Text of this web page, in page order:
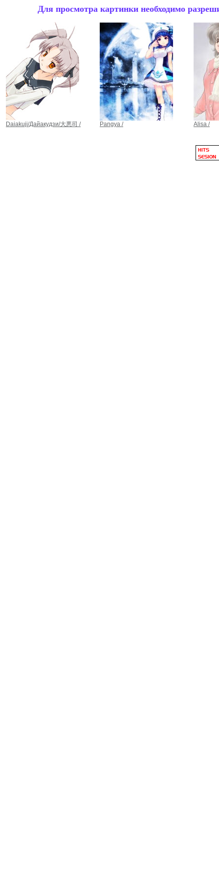
Для просмотра картинки необходимо
Daiakuji/Дайакудзи/大悪司 / Pangya / Alisa /